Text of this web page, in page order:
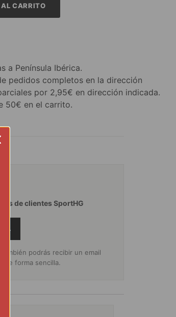
CARRITO
a Península Ibérica.
pedidos completos en la dirección
por 2,95€ en dirección indicada.
50€ en el carrito.
de clientes SportHG
podrás recibir un email
de forma sencilla.